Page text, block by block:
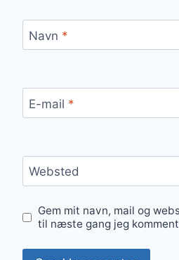
Navn *
E-mail *
Websted
Gem mit navn, mail og
til næste gang jeg